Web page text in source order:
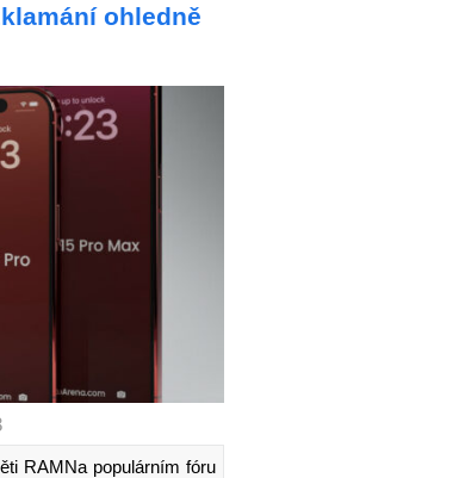
ohledně
RAMNa populárním fóru